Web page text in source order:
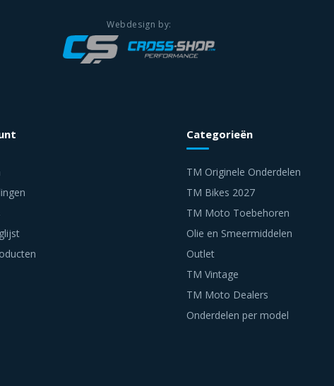
Categorieën
TM Originele Onderdelen
TM Bikes 2027
TM Moto Toebehoren
Olie en Smeermiddelen
Outlet
TM Vintage
TM Moto Dealers
Onderdelen per model